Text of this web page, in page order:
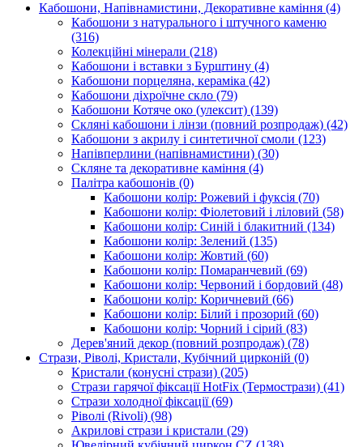
Кабошони, Напівнамистини, Декоративне каміння (4)
Кабошони з натурального і штучного каменю
(316)
Колекційні мінерали (218)
Кабошони і вставки з Бурштину (4)
Кабошони порцеляна, кераміка (42)
Кабошони діхроїчне скло (79)
Кабошони Котяче око (улексит) (139)
Скляні кабошони і лінзи (повний розпродаж) (42)
Кабошони з акрилу і синтетичної смоли (123)
Напівперлини (напівнамистини) (30)
Скляне та декоративне каміння (4)
Палітра кабошонів (0)
Кабошони колір: Рожевий і фуксія (70)
Кабошони колір: Фіолетовий і ліловий (58)
Кабошони колір: Синій і блакитний (134)
Кабошони колір: Зелений (135)
Кабошони колір: Жовтий (60)
Кабошони колір: Помаранчевий (69)
Кабошони колір: Червоний і бордовий (48)
Кабошони колір: Коричневий (66)
Кабошони колір: Білий і прозорий (60)
Кабошони колір: Чорний і сірий (83)
Дерев'яний декор (повний розпродаж) (78)
Стрази, Ріволі, Кристали, Кубічний цирконій (0)
Кристали (конусні стрази) (205)
Стрази гарячої фіксації HotFix (Термострази) (41)
Стрази холодної фіксації(69)
Ріволі (Rivoli) (98)
Акрилові стрази і кристали (29)